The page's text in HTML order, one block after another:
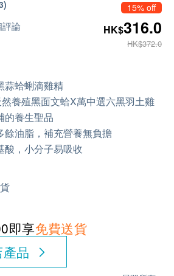
論
15% off
HK$316.0
HK$372.0
蒜蛤蜊滴雞精
養殖黑面文蛤X萬中選六黑羽土雞
的養生聖品
餘油脂，補充營養無負擔
酸，小分子易吸收
即享免費送貨
品